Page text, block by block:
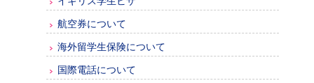
航空券について
海外留学生保険について
国際電話について